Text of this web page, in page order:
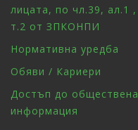
лицата, по чл.39, ал.1 ,
т.2 от ЗПКОНПИ
Нормативна уредба
Обяви / Кариери
Достъп до обществена
информация